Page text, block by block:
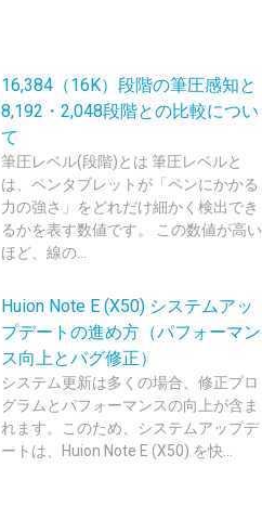
16,384（16K）段階の筆圧感知と
8,192・2,048段階との比較につい
て
筆圧レベル(段階)とは 筆圧レベルと
は、ペンタブレットが「ペンにかかる
力の強さ」をどれだけ細かく検出でき
るかを表す数値です。 この数値が高い
ほど、線の...
Huion Note E (X50) システムアッ
プデートの進め方（パフォーマン
ス向上とバグ修正）
システム更新は多くの場合、修正プロ
グラムとパフォーマンスの向上が含ま
れます。このため、システムアップデ
ートは、Huion Note E (X50) を快...